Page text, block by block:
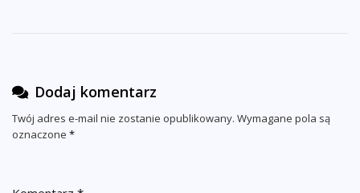
Dodaj komentarz
Twój adres e-mail nie zostanie opublikowany. Wymagane pola są
oznaczone *